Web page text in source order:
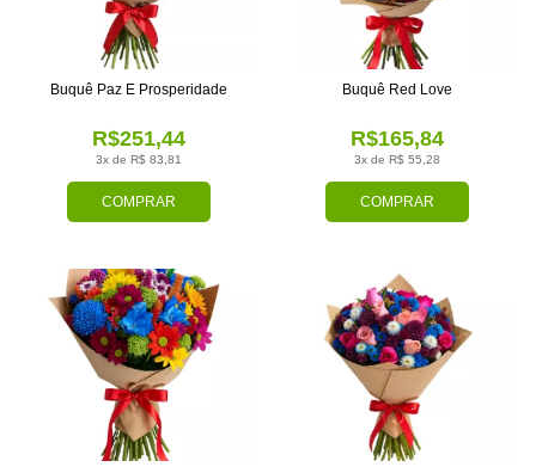
COMPRAR
3x de R$ 83,81
R$251,44
Buquê Paz E Prosperidade
COMPRAR
3x de R$ 55,28
R$165,84
Buquê Red Love